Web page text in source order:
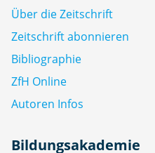
Über die Zeitschrift
Zeitschrift abonnieren
Bibliographie
ZfH Online
Autoren Infos
Bildungsakademie